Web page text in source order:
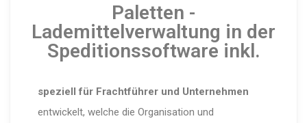
Paletten -
Lademittelverwaltung in der
Speditionssoftware inkl.
speziell für Frachtführer und Unternehmen
entwickelt, welche die Organisation und